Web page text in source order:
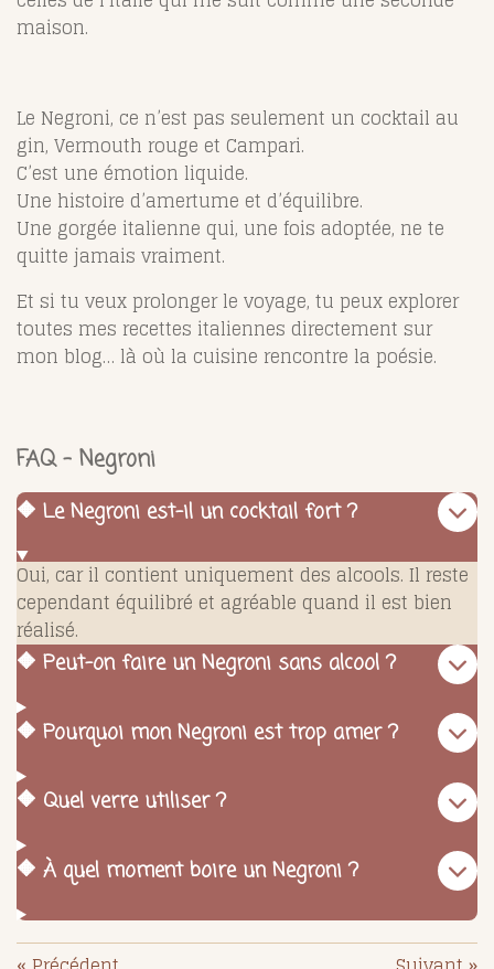
maison.
Le Negroni, ce n’est pas seulement un cocktail au
gin, Vermouth rouge et Campari.
C’est une émotion liquide.
Une histoire d’amertume et d’équilibre.
Une gorgée italienne qui, une fois adoptée, ne te
quitte jamais vraiment.
Et si tu veux prolonger le voyage, tu peux explorer
toutes mes recettes italiennes directement sur
mon blog… là où la cuisine rencontre la poésie.
FAQ – Negroni
🔶 Le Negroni est-il un cocktail fort ?
Oui, car il contient uniquement des alcools. Il reste
cependant équilibré et agréable quand il est bien
réalisé.
🔶 Peut-on faire un Negroni sans alcool ?
🔶 Pourquoi mon Negroni est trop amer ?
🔶 Quel verre utiliser ?
🔶 À quel moment boire un Negroni ?